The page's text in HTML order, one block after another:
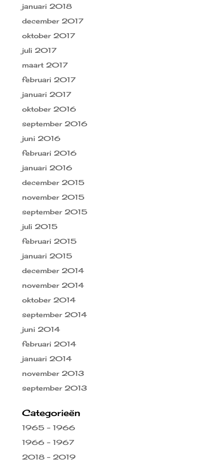
januari 2018
december 2017
oktober 2017
juli 2017
maart 2017
februari 2017
januari 2017
oktober 2016
september 2016
juni 2016
februari 2016
januari 2016
december 2015
november 2015
september 2015
juli 2015
februari 2015
januari 2015
december 2014
november 2014
oktober 2014
september 2014
juni 2014
februari 2014
januari 2014
november 2013
september 2013
Categorieën
1965 – 1966
1966 – 1967
2018 – 2019